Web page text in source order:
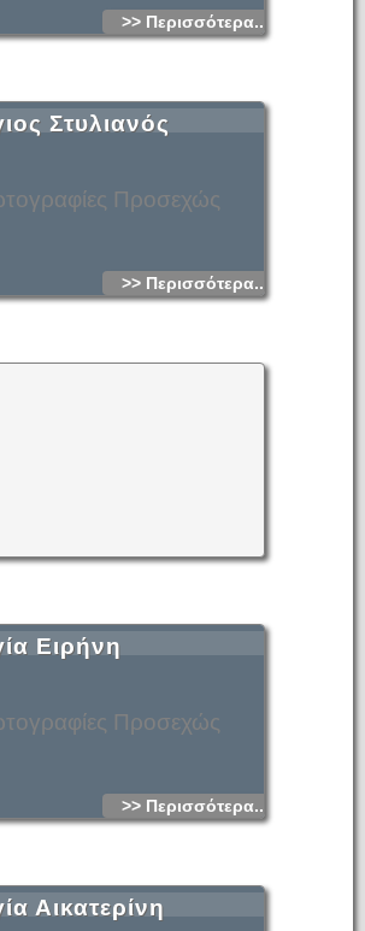
>> Περισσότερα...
Προσεχώς
Στυλιανός
>> Περισσότερα...
Προσεχώς
Ειρήνη
>> Περισσότερα...
Αικατερίνη